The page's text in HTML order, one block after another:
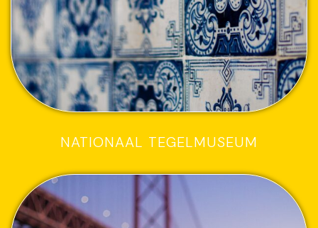
NATIONAAL TEGELMUSEUM